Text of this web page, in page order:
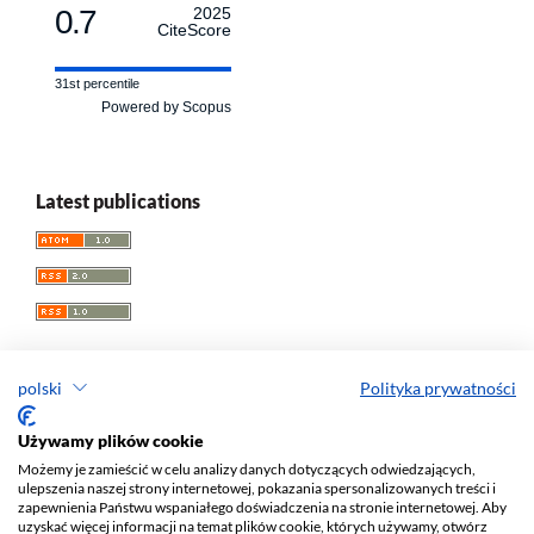
polski Polityka prywatności
Używamy plików cookie
Możemy je zamieścić w celu analizy danych dotyczących odwiedzających,
ulepszenia naszej strony internetowej, pokazania spersonalizowanych treści i
zapewnienia Państwu wspaniałego doświadczenia na stronie internetowej. Aby
uzyskać więcej informacji na temat plików cookie, których używamy, otwórz
0.7
2025
CiteScore
31st percentile
Powered by Scopus
Latest publications
Przegląd Socjologii Jakościowej
e-ISSN 1733-8069
Redaktor naczelny: Krzysztof Tomasz Konecki